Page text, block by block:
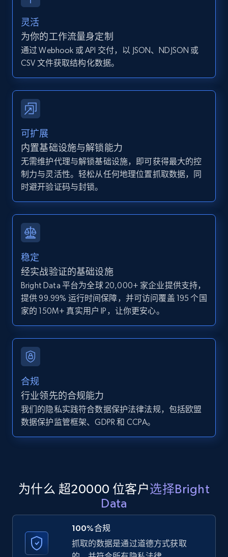
Zillow properties listing information
Zpid, City, State, HomeStatus, Address,
IsListingClaimedByCurrentSignedInUser,
IsCurrentSignedInAgentResponsible, Bedrooms,
and more.
12K+
Zillow properties listing information -
Discover by custom filters - location, home
type and status
Zpid, City, State, HomeStatus, Address,
IsListingClaimedByCurrentSignedInUser,
IsCurrentSignedInAgentResponsible, Bedrooms,
and more.
12K+ 1.3K+ 注册使用
direct link as input
IsListingClaimedByCurrentSignedInUser,
IsCurrentSignedInAgentResponsible, Bedrooms,
and more.
12K+ 1.3K+ 注册使用
LinkedIn posts
URL, ID, User id, Use url, Title, Headline, Post
11.3K+ 1.5K+ 注册使用
灵活
为你的工作流量身定制
通过 Webhook 或 API 交付，以 JSON、NDJSON 或
CSV 文件获取结构化数据。
可扩展
内置基础设施与解锁能力
无需维护代理与解锁基础设施，即可获得最大的控
制力与灵活性。轻松从任何地理位置抓取数据，同
时避开验证码与封锁。
稳定
经实战验证的基础设施
Bright Data 平台为全球 20,000+ 家企业提供支持，
提供 99.99% 运行时间保障，并可访问覆盖 195 个国
家的 150M+ 真实用户 IP，让你更安心。
合规
行业领先的合规能力
我们的隐私实践符合数据保护法律法规，包括欧盟
数据保护监管框架、GDPR 和 CCPA。
为什么 超20000 位客户选择Bright
Data
100%合规
抓取的数据是通过道德方式获取